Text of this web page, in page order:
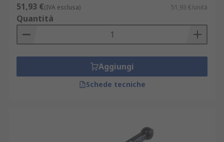
51,93 €(IVA esclusa) 51,93 €/unità
Quantità
Aggiungi
Schede tecniche